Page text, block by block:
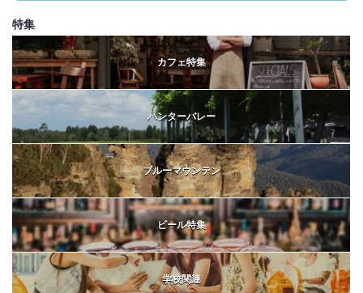
特集
カフェ特集
ハンターバレー
ブルーマウンテン
ビール特集
学校関連